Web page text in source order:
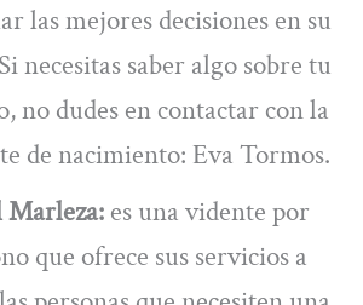
las mejores decisiones en su
necesitas saber algo sobre tu
no dudes en contactar con la
de nacimiento: Eva Tormos.
Marleza: es una vidente por
que ofrece sus servicios a